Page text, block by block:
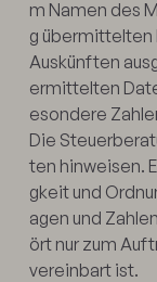
m Namen des
g übermittelten
Auskünften
ermittelten
esondere
Die
ten hinweisen.
gkeit und
agen und
ört nur zum
vereinbart ist.